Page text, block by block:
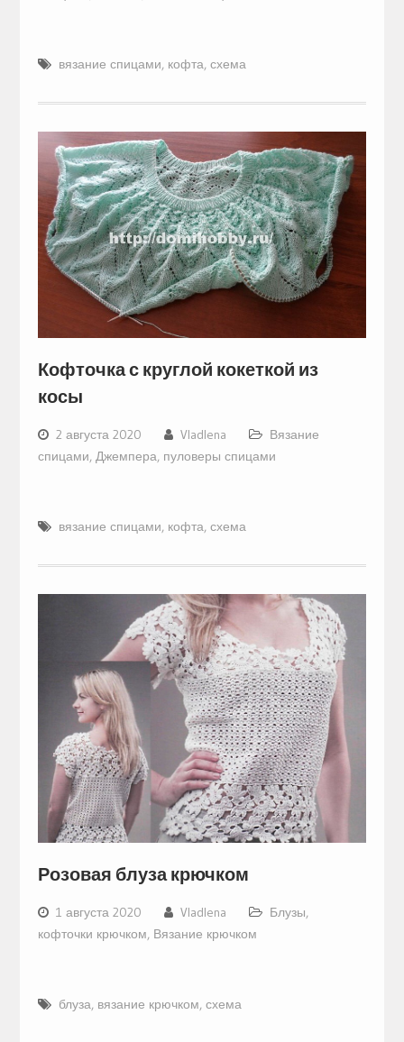
вязание спицами, кофта, схема
Кофточка с круглой кокеткой из
косы
2 августа 2020 Vladlena
Вязание
спицами, Джемпера, пуловеры спицами
вязание спицами, кофта, схема
Розовая блуза крючком
1 августа 2020 Vladlena
Блузы,
кофточки крючком, Вязание крючком
блуза, вязание крючком, схема